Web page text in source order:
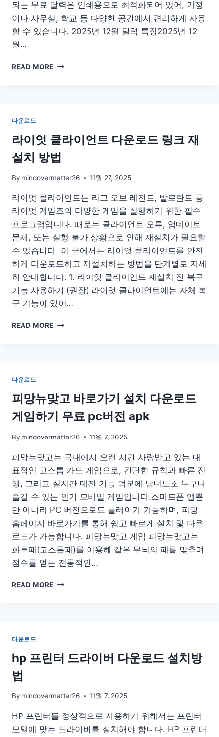
되는 무료 달력은 인쇄용으로 최적화되어 있어, 가정
이나 사무실, 학교 등 다양한 공간에서 편리하게 사용
할 수 있습니다. 2025년 12월 달력 특징2025년 12
월…
READ MORE 2025
린
트
PDF
료
운
로
다운로드
라이엇 클라이언트 다운로드 링크 재
설치 방법
By mindovermatter26 11월 27, 2025
라이엇 클라이언트는 리그 오브 레전드, 발로란트 등
라이엇 게임즈의 다양한 게임을 실행하기 위한 필수
프로그램입니다. 때로는 클라이언트 오류, 업데이트
문제, 또는 실행 불가 상황으로 인해 재설치가 필요할
수 있습니다. 이 글에서는 라이엇 클라이언트를 안전
하게 다운로드하고 재설치하는 방법을 단계별로 자세
히 안내합니다. 1. 라이엇 클라이언트 재설치 전 복구
기능 사용하기 (권장) 라이엇 클라이언트에는 자체 복
구 기능이 있어…
READ MORE 라
트
다
운
드
크
재
설
치
방
법
다운로드
피망뉴맞고 바로가기 설치 다운로드
게임하기 무료 pc버전 apk
By mindovermatter26 11월 7, 2025
피망뉴맞고는 국내에서 오랜 시간 사랑받고 있는 대
표적인 고스톱 카드 게임으로, 간단한 규칙과 빠른 진
행, 그리고 실시간 대전 기능 덕분에 남녀노소 누구나
즐길 수 있는 인기 모바일 게임입니다.스마트폰 앱뿐
만 아니라 PC 버전으로도 플레이가 가능하며, 피망
홈페이지 바로가기를 통해 쉽고 빠르게 설치 및 다운
로드가 가능합니다. 피망뉴맞고 게임 피망뉴맞고는
화투패(고스톱패)를 이용해 같은 무늬의 패를 맞추며
점수를 얻는 전통적인…
READ MORE
가
다
로
드
다운로드
hp 프린터 드라이버 다운로드 설치방
법
By mindovermatter26 11월 7, 2025
HP 프린터를 정상적으로 사용하기 위해서는 프린터
모델에 맞는 드라이버를 설치해야 합니다. HP 프린터